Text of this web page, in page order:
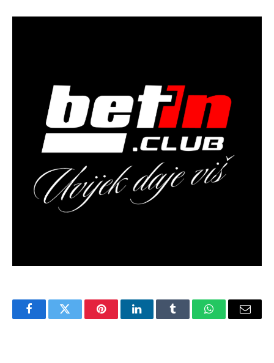
FacebookTwitter PinterestLinkedInTumblr WhatsAppEmail